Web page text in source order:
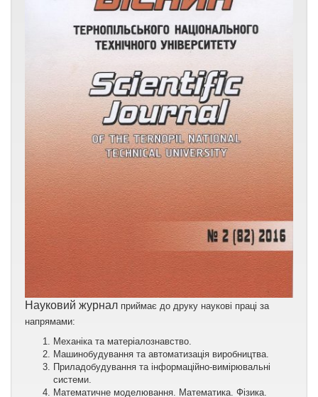
Науковий журнал приймає до друку наукові праці за
напрямами:
Механіка та матеріалознавство.
Машинобудування та автоматизація виробництва.
Приладобудування та інформаційно-вимірювальні
системи.
Математичне моделювання. Математика. Фізика.